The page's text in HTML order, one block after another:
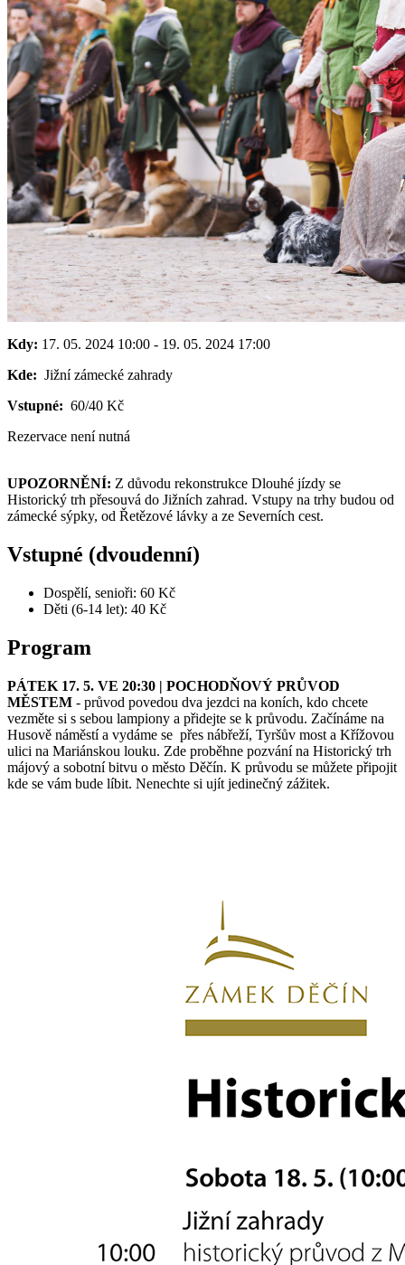
Kdy: 17. 05. 2024 10:00 - 19. 05. 2024 17:00
Kde: Jižní zámecké zahrady
Vstupné: 60/40 Kč
Rezervace není nutná
UPOZORNĚNÍ: Z důvodu rekonstrukce Dlouhé jízdy se
Historický trh přesouvá do Jižních zahrad. Vstupy na trhy budou od
zámecké sýpky, od Řetězové lávky a ze Severních cest.
Vstupné (dvoudenní)
Dospělí, senioři: 60 Kč
Děti (6-14 let): 40 Kč
Program
PÁTEK 17. 5. VE 20:30 | POCHODŇOVÝ PRŮVOD
MĚSTEM - průvod povedou dva jezdci na koních, kdo chcete
vezměte si s sebou lampiony a přidejte se k průvodu. Začínáme na
Husově náměstí a vydáme se přes nábřeží, Tyršův most a Křížovou
ulici na Mariánskou louku. Zde proběhne pozvání na Historický trh
májový a sobotní bitvu o město Děčín. K průvodu se můžete připojit
kde se vám bude líbit. Nenechte si ujít jedinečný zážitek.